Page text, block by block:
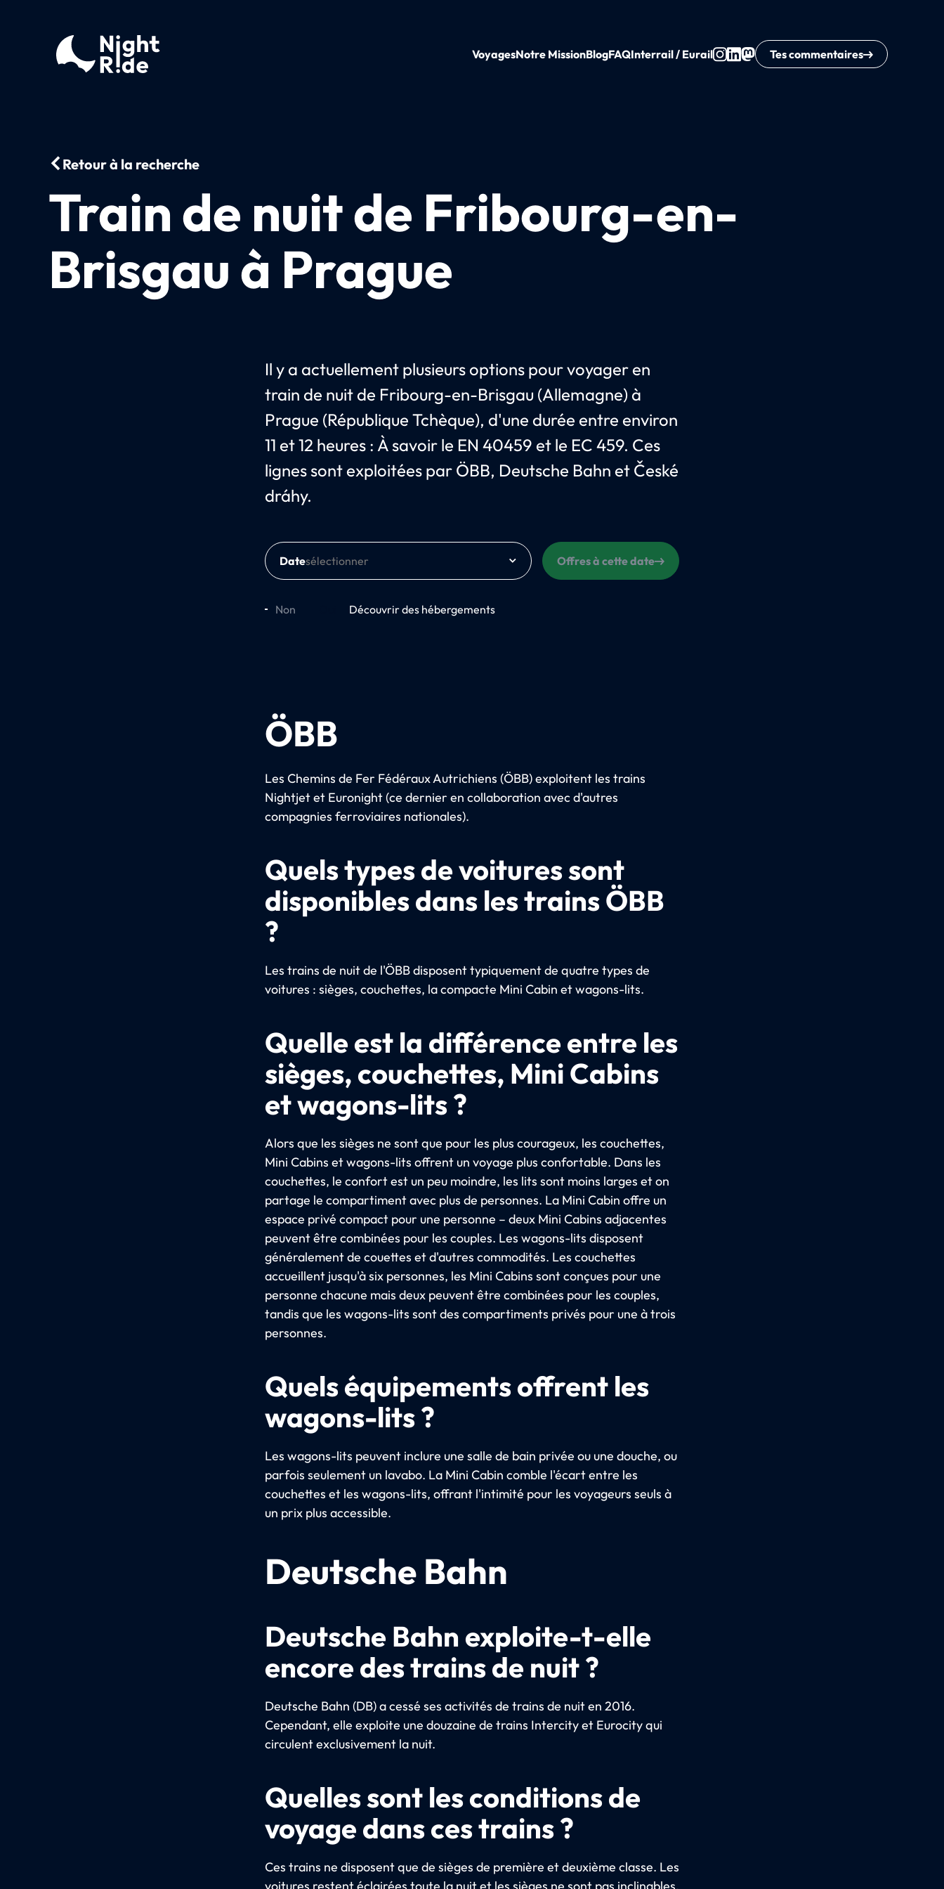
VoyagesNotre MissionBlogFAQInterrail / Eurail Tes commentaires
Retour à la recherche
Train de nuit de Fribourg-en-
Brisgau à Prague
Il y a actuellement plusieurs options pour voyager en
train de nuit de Fribourg-en-Brisgau (Allemagne) à
Prague (République Tchèque), d'une durée entre environ
11 et 12 heures : À savoir le EN 40459 et le EC 459. Ces
lignes sont exploitées par ÖBB, Deutsche Bahn et České
dráhy.
Date Offres à cette date
Non Découvrir des hébergements
ÖBB
Les Chemins de Fer Fédéraux Autrichiens (ÖBB) exploitent les trains
Nightjet et Euronight (ce dernier en collaboration avec d'autres
compagnies ferroviaires nationales).
Quels types de voitures sont
disponibles dans les trains ÖBB
?
Les trains de nuit de l'ÖBB disposent typiquement de quatre types de
voitures : sièges, couchettes, la compacte Mini Cabin et wagons-lits.
Quelle est la différence entre les
sièges, couchettes, Mini Cabins
et wagons-lits ?
Alors que les sièges ne sont que pour les plus courageux, les couchettes,
Mini Cabins et wagons-lits offrent un voyage plus confortable. Dans les
couchettes, le confort est un peu moindre, les lits sont moins larges et on
partage le compartiment avec plus de personnes. La Mini Cabin offre un
espace privé compact pour une personne – deux Mini Cabins adjacentes
peuvent être combinées pour les couples. Les wagons-lits disposent
généralement de couettes et d'autres commodités. Les couchettes
accueillent jusqu'à six personnes, les Mini Cabins sont conçues pour une
personne chacune mais deux peuvent être combinées pour les couples,
tandis que les wagons-lits sont des compartiments privés pour une à trois
personnes.
Quels équipements offrent les
wagons-lits ?
Les wagons-lits peuvent inclure une salle de bain privée ou une douche, ou
parfois seulement un lavabo. La Mini Cabin comble l'écart entre les
couchettes et les wagons-lits, offrant l'intimité pour les voyageurs seuls à
un prix plus accessible.
Deutsche Bahn
Deutsche Bahn exploite-t-elle
encore des trains de nuit ?
Deutsche Bahn (DB) a cessé ses activités de trains de nuit en 2016.
Cependant, elle exploite une douzaine de trains Intercity et Eurocity qui
circulent exclusivement la nuit.
Quelles sont les conditions de
voyage dans ces trains ?
Ces trains ne disposent que de sièges de première et deuxième classe. Les
voitures restent éclairées toute la nuit et les sièges ne sont pas inclinables.